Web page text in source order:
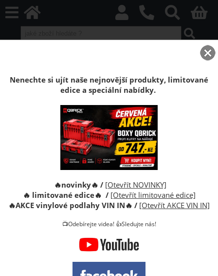
Laminátová podlaha Kaindl Dub Manor
Laminátová podlaha Kaindl Dub Manor
Laminátová podlaha <b>Kaindl</b> třídy „<b>Classic
Touch</b>“. Zátěžová třída 32 (<b>AC4</b>), tloušťka
<b>8mm</b>, 1383x 193mm, 4V-dražka, zámek Fold
Down, struktura VS, bezlepidlový systém, systém
Nenechte si ujít naše nejnovější produkty, limitované
edice a speciální nabídky.
🔥novinky🔥 / [Otevřít NOVINKY]
🔥 limitované edice🔥 / [Otevřít limitované edice]
🔥AKCE vinylové podlahy VIN IN🔥 / [Otevřít AKCE VIN IN]
📺Odebírejte videa! 👍Sledujte nás!